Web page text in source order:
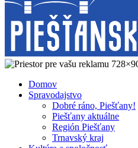
Domov
Spravodajstvo
Dobré ráno, Piešťany!
Piešťany aktuálne
Región Piešťany
Trnavský kraj